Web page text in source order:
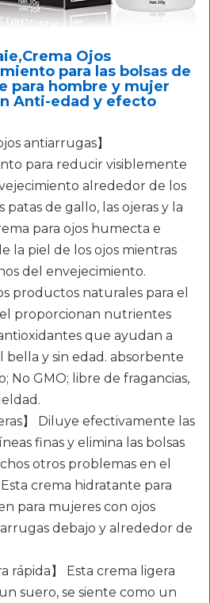
Ojos
para las bolsas de
para hombre y mujer
Anti-edad y efecto
antiarrugas】
para reducir visiblemente
alrededor de los
patas de gallo, las ojeras y la
para ojos humecta e
la piel de los ojos mientras
del envejecimiento.
productos naturales para el
proporcionan nutrientes
que ayudan a
bella y sin edad. absorbente
No GMO; libre de fragancias,
】 Diluye efectivamente las
finas y elimina las bolsas
otros problemas en el
crema hidratante para
para mujeres con ojos
arrugas debajo y alrededor de
rápida】 Esta crema ligera
suero, se siente como un